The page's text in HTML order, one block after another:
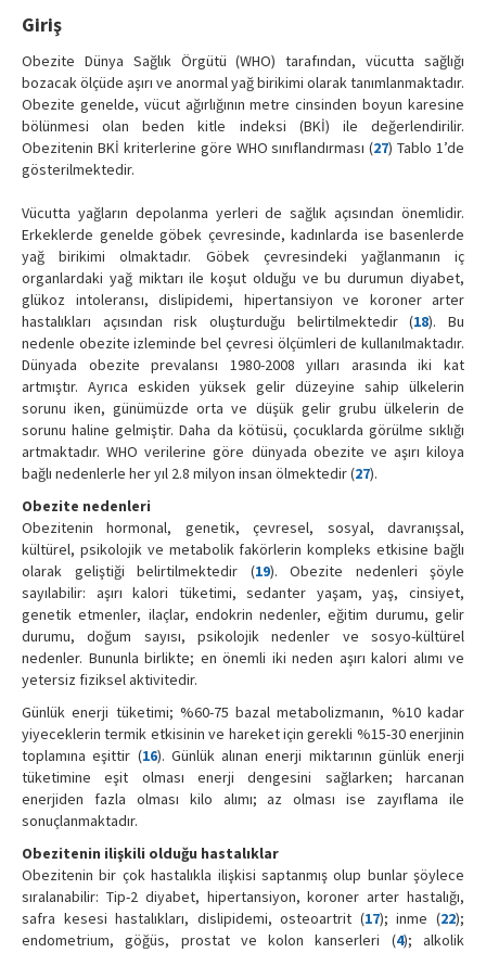
Giriş
Obezite Dünya Sağlık Örgütü (WHO) tarafından, vücutta sağlığı
bozacak ölçüde aşırı ve anormal yağ birikimi olarak tanımlanmaktadır.
Obezite genelde, vücut ağırlığının metre cinsinden boyun karesine
bölünmesi olan beden kitle indeksi (BKİ) ile değerlendirilir.
Obezitenin BKİ kriterlerine göre WHO sınıflandırması (27) Tablo 1’de
gösterilmektedir.
Vücutta yağların depolanma yerleri de sağlık açısından önemlidir.
Erkeklerde genelde göbek çevresinde, kadınlarda ise basenlerde
yağ birikimi olmaktadır. Göbek çevresindeki yağlanmanın iç
organlardaki yağ miktarı ile koşut olduğu ve bu durumun diyabet,
glükoz intoleransı, dislipidemi, hipertansiyon ve koroner arter
hastalıkları açısından risk oluşturduğu belirtilmektedir (18). Bu
nedenle obezite izleminde bel çevresi ölçümleri de kullanılmaktadır.
Dünyada obezite prevalansı 1980-2008 yılları arasında iki kat
artmıştır. Ayrıca eskiden yüksek gelir düzeyine sahip ülkelerin
sorunu iken, günümüzde orta ve düşük gelir grubu ülkelerin de
sorunu haline gelmiştir. Daha da kötüsü, çocuklarda görülme sıklığı
artmaktadır. WHO verilerine göre dünyada obezite ve aşırı kiloya
bağlı nedenlerle her yıl 2.8 milyon insan ölmektedir (27).
Obezite nedenleri
Obezitenin hormonal, genetik, çevresel, sosyal, davranışsal,
kültürel, psikolojik ve metabolik fakörlerin kompleks etkisine bağlı
olarak geliştiği belirtilmektedir (19). Obezite nedenleri şöyle
sayılabilir: aşırı kalori tüketimi, sedanter yaşam, yaş, cinsiyet,
genetik etmenler, ilaçlar, endokrin nedenler, eğitim durumu, gelir
durumu, doğum sayısı, psikolojik nedenler ve sosyo-kültürel
nedenler. Bununla birlikte; en önemli iki neden aşırı kalori alımı ve
yetersiz fiziksel aktivitedir.
Günlük enerji tüketimi; %60-75 bazal metabolizmanın, %10 kadar
yiyeceklerin termik etkisinin ve hareket için gerekli %15-30 enerjinin
toplamına eşittir (16). Günlük alınan enerji miktarının günlük enerji
tüketimine eşit olması enerji dengesini sağlarken; harcanan
enerjiden fazla olması kilo alımı; az olması ise zayıflama ile
sonuçlanmaktadır.
Obezitenin ilişkili olduğu hastalıklar
Obezitenin bir çok hastalıkla ilişkisi saptanmış olup bunlar şöylece
sıralanabilir: Tip-2 diyabet, hipertansiyon, koroner arter hastalığı,
safra kesesi hastalıkları, dislipidemi, osteoartrit (17); inme (22);
endometrium, göğüs, prostat ve kolon kanserleri (4); alkolik